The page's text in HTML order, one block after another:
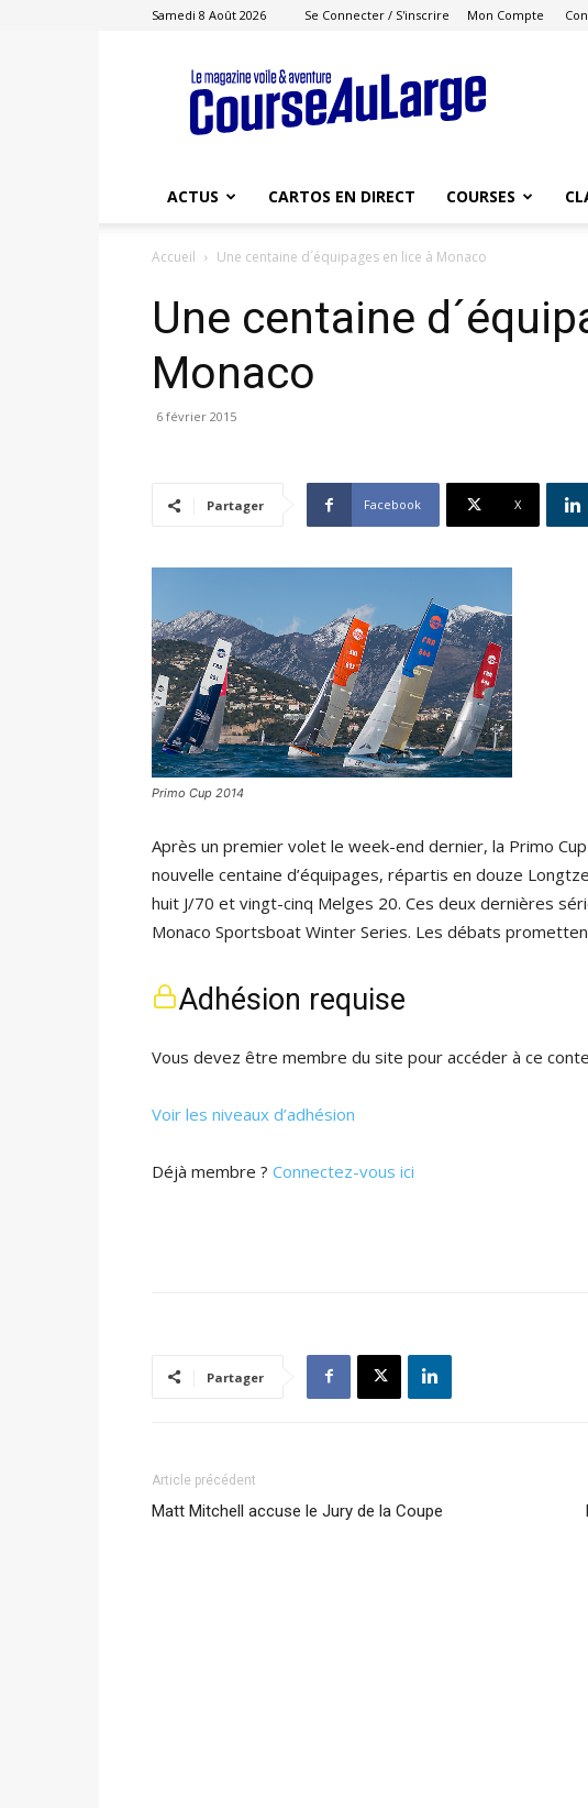
Samedi 8 Août 2026 Se Connecter / S'inscrire Mon Compte
Course
au
Large
ACTUS CARTOS EN DIRECT COURSES
Accueil Une centaine d´équipages en lice à Monaco
Une centaine
Monaco
6 février 2015
Partager Facebook X
Primo Cup 2014
Après un premier volet le week-end dernier, la Primo
nouvelle centaine d’équipages, répartis en douze
huit J/70 et vingt-cinq Melges 20. Ces deux dernières
Monaco Sportsboat Winter Series. Les débats
Adhésion requise
Vous devez être membre du site pour accéder à ce
Voir les niveaux d’adhésion
Déjà membre ? Connectez-vous ici
Partager
Article précédent
Matt Mitchell accuse le Jury de la Coupe